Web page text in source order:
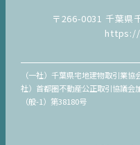
〒266-0031 千葉県
（一社）千葉県宅地建物取引業
社）首都圏不動産公正取引協議会
（般-1）第38180号